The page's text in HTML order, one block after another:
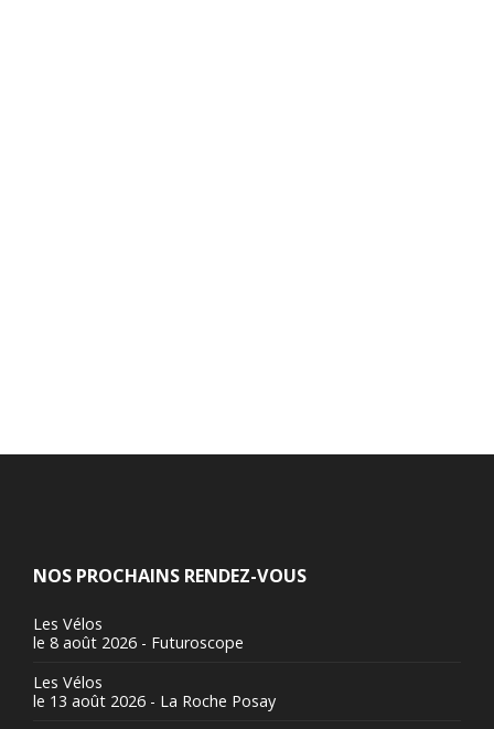
NOS PROCHAINS RENDEZ-VOUS
Les Vélos
le 8 août 2026 - Futuroscope
Les Vélos
le 13 août 2026 - La Roche Posay